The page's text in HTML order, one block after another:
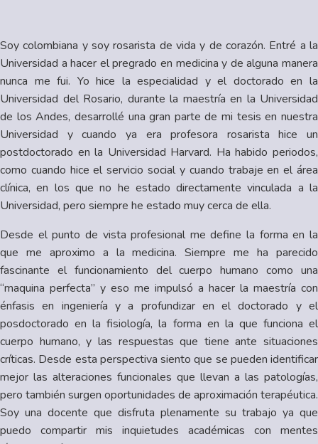
Soy colombiana y soy rosarista de vida y de corazón. Entré a la
Universidad a hacer el pregrado en medicina y de alguna manera
nunca me fui. Yo hice la especialidad y el doctorado en la
Universidad del Rosario, durante la maestría en la Universidad
de los Andes, desarrollé una gran parte de mi tesis en nuestra
Universidad y cuando ya era profesora rosarista hice un
postdoctorado en la Universidad Harvard. Ha habido periodos,
como cuando hice el servicio social y cuando trabaje en el área
clínica, en los que no he estado directamente vinculada a la
Universidad, pero siempre he estado muy cerca de ella.
Desde el punto de vista profesional me define la forma en la
que me aproximo a la medicina. Siempre me ha parecido
fascinante el funcionamiento del cuerpo humano como una
“maquina perfecta” y eso me impulsó a hacer la maestría con
énfasis en ingeniería y a profundizar en el doctorado y el
posdoctorado en la fisiología, la forma en la que funciona el
cuerpo humano, y las respuestas que tiene ante situaciones
críticas. Desde esta perspectiva siento que se pueden identificar
mejor las alteraciones funcionales que llevan a las patologías,
pero también surgen oportunidades de aproximación terapéutica.
Soy una docente que disfruta plenamente su trabajo ya que
puedo compartir mis inquietudes académicas con mentes